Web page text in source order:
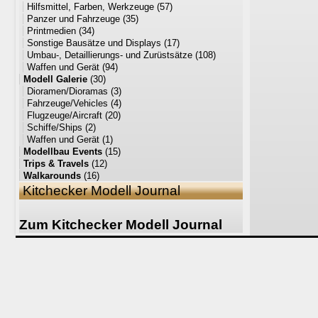
Hilfsmittel, Farben, Werkzeuge (57)
Panzer und Fahrzeuge (35)
Printmedien (34)
Sonstige Bausätze und Displays (17)
Umbau-, Detaillierungs- und Zurüstsätze (108)
Waffen und Gerät (94)
Modell Galerie (30)
Dioramen/Dioramas (3)
Fahrzeuge/Vehicles (4)
Flugzeuge/Aircraft (20)
Schiffe/Ships (2)
Waffen und Gerät (1)
Modellbau Events (15)
Trips & Travels (12)
Walkarounds (16)
Kitchecker Modell Journal
Zum Kitchecker Modell Journal